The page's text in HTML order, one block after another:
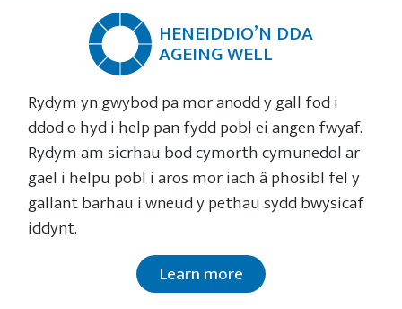
HENEIDDIO’N DDA
AGEING WELL
Rydym yn gwybod pa mor anodd y gall fod i
ddod o hyd i help pan fydd pobl ei angen fwyaf.
Rydym am sicrhau bod cymorth cymunedol ar
gael i helpu pobl i aros mor iach â phosibl fel y
gallant barhau i wneud y pethau sydd bwysicaf
iddynt.
Learn more